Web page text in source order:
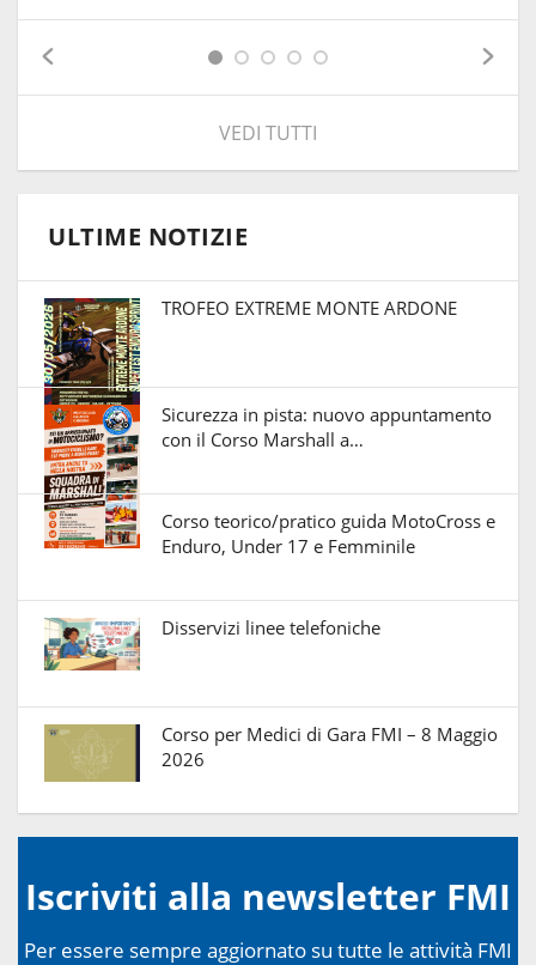
VEDI TUTTI
ULTIME NOTIZIE
TROFEO EXTREME MONTE ARDONE
Sicurezza in pista: nuovo appuntamento
con il Corso Marshall a…
Corso teorico/pratico guida MotoCross e
Enduro, Under 17 e Femminile
Disservizi linee telefoniche
Corso per Medici di Gara FMI – 8 Maggio
2026
Iscriviti alla newsletter FMI
Per essere sempre aggiornato su tutte le attività FMI